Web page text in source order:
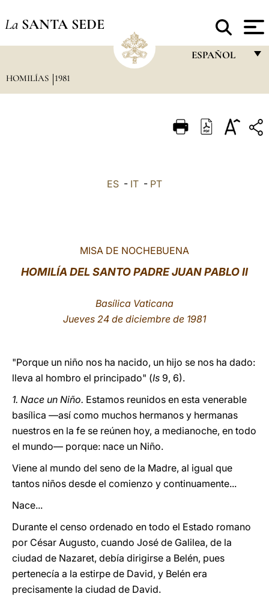
La SANTA SEDE
ESPAÑOL
ITALIANO
中文
HOMILÍAS 1981
ES - IT - PT
MISA DE NOCHEBUENA
HOMILÍA DEL SANTO PADRE JUAN PABLO II
Basílica Vaticana
Jueves 24 de diciembre de 1981
"Porque un niño nos ha nacido, un hijo se nos ha dado:
lleva al hombro el principado" (Is 9, 6).
1. Nace un Niño. Estamos reunidos en esta venerable
basílica —así como muchos hermanos y hermanas
nuestros en la fe se reúnen hoy, a medianoche, en todo
el mundo— porque: nace un Niño.
Viene al mundo del seno de la Madre, al igual que
tantos niños desde el comienzo y continuamente...
Nace...
Durante el censo ordenado en todo el Estado romano
por César Augusto, cuando José de Galilea, de la
ciudad de Nazaret, debía dirigirse a Belén, pues
pertenecía a la estirpe de David, y Belén era
precisamente la ciudad de David.